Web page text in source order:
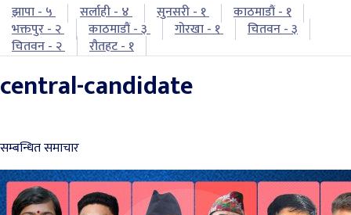
झापा - ५ सर्लाही - ४ सुनसरी - १
काठमाडौं - १
भक्तपुर - २
काठमाडौं - ३ गोरखा - १
चितवन - ३
चितवन - २
रौतहट - १
central-candidate
सम्बन्धित समाचार